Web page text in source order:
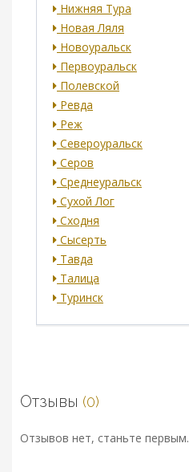
Нижняя Тура
Новая Ляля
Новоуральск
Первоуральск
Полевской
Ревда
Реж
Североуральск
Серов
Среднеуральск
Сухой Лог
Сходня
Сысерть
Тавда
Талица
Туринск
Отзывы (0)
Отзывов нет, станьте первым.